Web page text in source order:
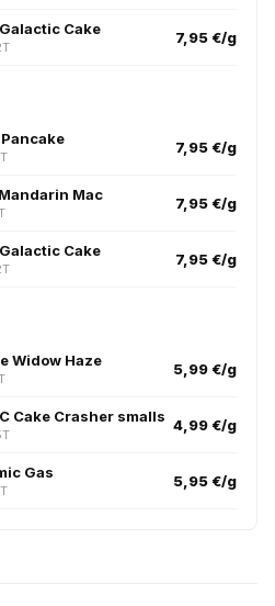
Cake 7,95 €/g
7,95 €/g
Mac 7,95 €/g
Cake 7,95 €/g
Widow Haze 5,99 €/g
Cake Crasher smalls 4,99 €/g
Gas 5,95 €/g